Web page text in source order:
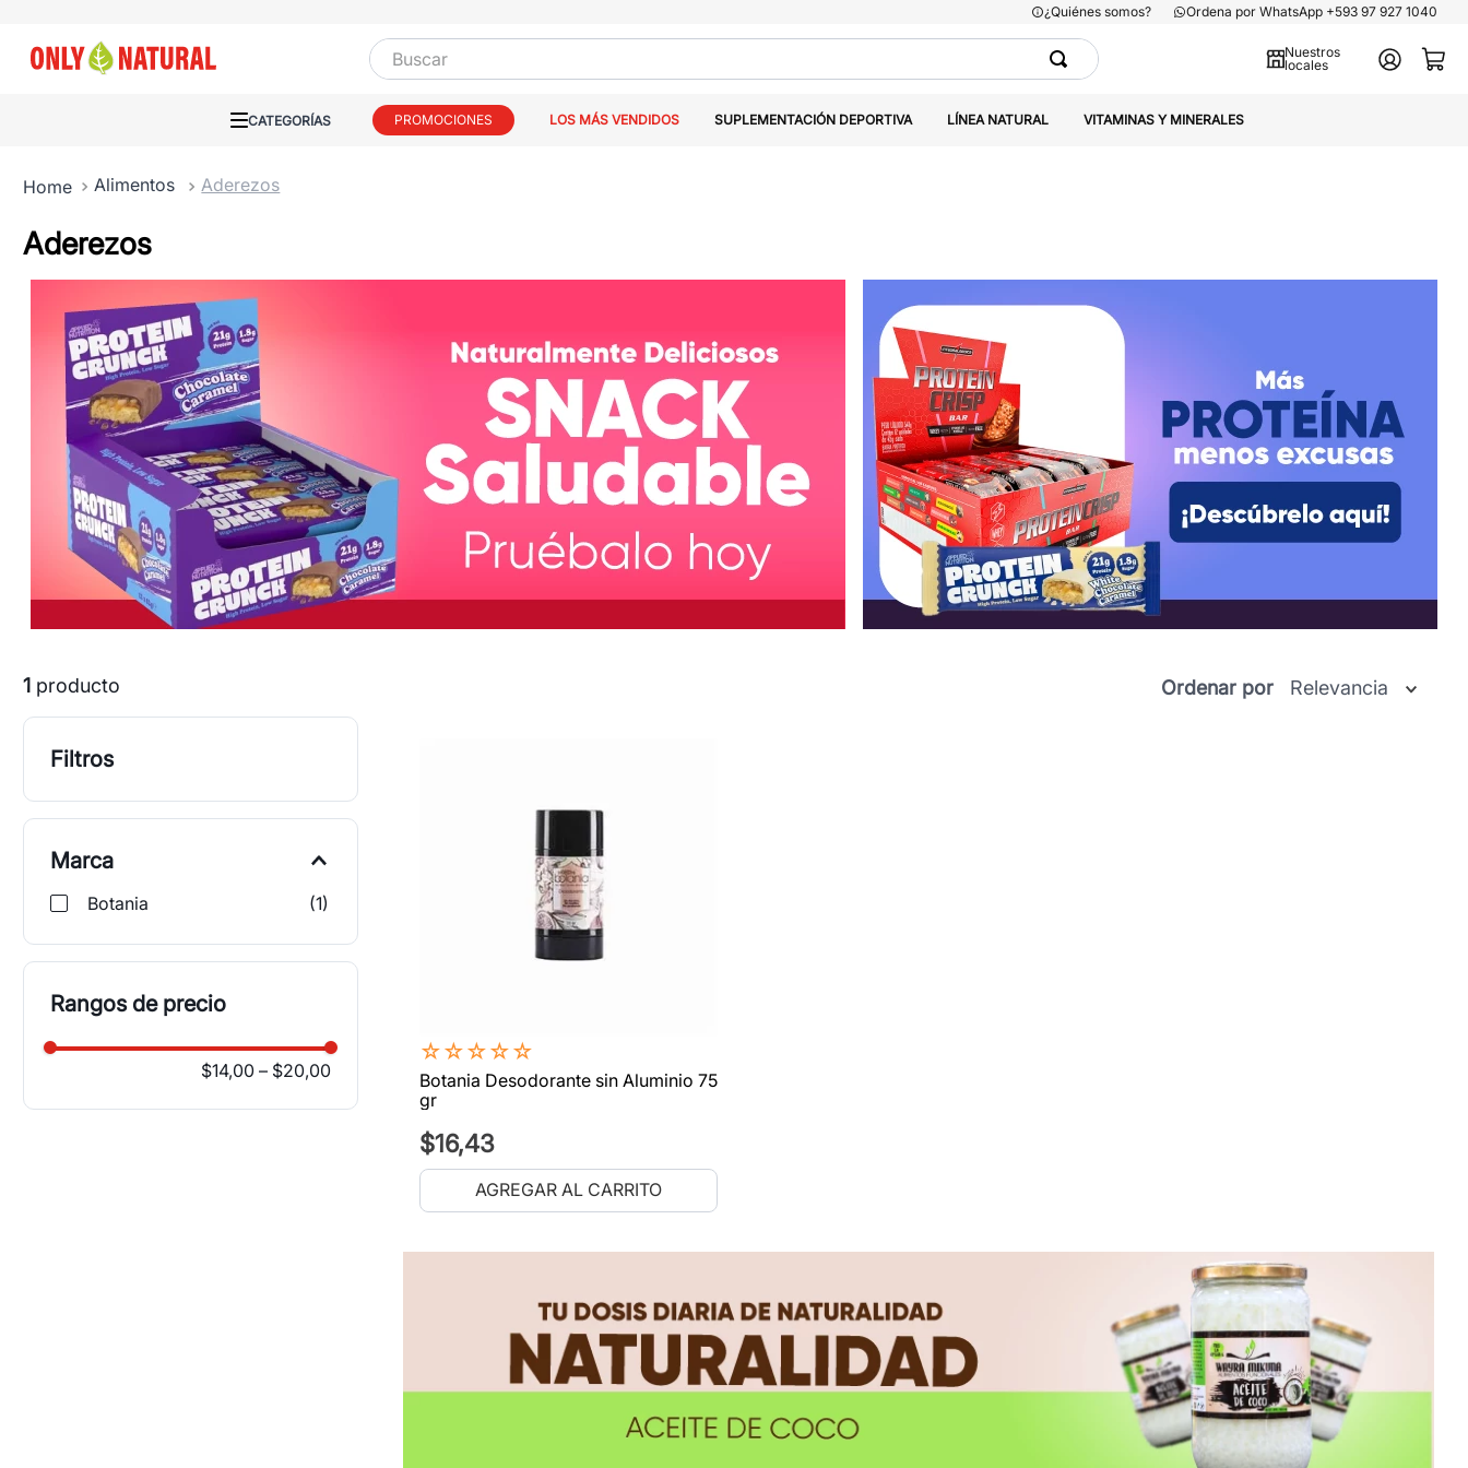
¿Quiénes somos? Ordena por WhatsApp +593 97 927 1040
Buscar
Nuestros
locales
PROMOCIONES LOS MÁS VENDIDOS SUPLEMENTACIÓN DEPORTIVA LÍNEA NATURAL VITAMINAS Y MINERALES
Alimentos Aderezos
Aderezos
1 producto Ordenar por Relevancia
Filtros
Marca
Botania (1)
Rangos de precio
$14,00 – $20,00
☆☆☆☆☆
Botania Desodorante sin Aluminio 75
gr
$16,43
AGREGAR AL CARRITO